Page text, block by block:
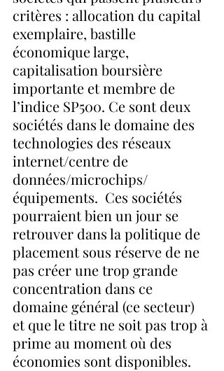
critères : allocation du capital
exemplaire, bastille
économique large,
capitalisation boursière
importante et membre de
l’indice SP500. Ce sont deux
sociétés dans le domaine des
technologies des réseaux
internet/centre de
données/microchips/
équipements.  Ces sociétés
pourraient bien un jour se
retrouver dans la politique de
placement sous réserve de ne
pas créer une trop grande
concentration dans ce
domaine général (ce secteur)
et que le titre ne soit pas trop à
prime au moment où des
économies sont disponibles.